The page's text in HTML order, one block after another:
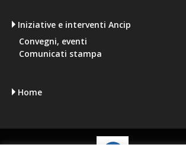
Iniziative e interventi Ancip
Convegni, eventi
Comunicati stampa
Home